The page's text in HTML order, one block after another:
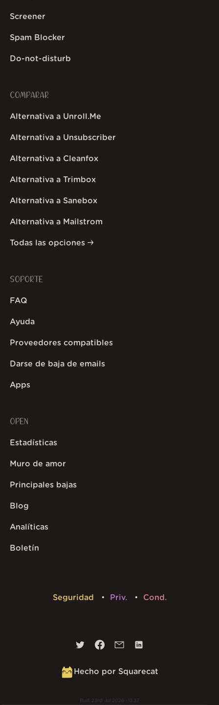
Screener
Spam Blocker
Do-not-disturb
COMPARAR
Alternativa a Unroll.Me
Alternativa a Unsubscriber
Alternativa a Cleanfox
Alternativa a Trimbox
Alternativa a Sanebox
Alternativa a Mailstrom
Todas las opciones
SOPORTE
FAQ
Ayuda
Proveedores compatibles
Darse de baja de emails
Apps
OPEN
Estadísticas
Muro de amor
Principales bajas
Blog
Analíticas
Boletín
Seguridad Priv. Cond.
Hecho por Squarecat
Built 23rd Jul 2026 · 13:37